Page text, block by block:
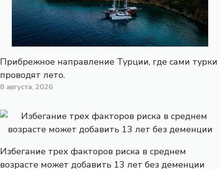
Прибрежное направление Турции, где сами турки
проводят лето.
8 августа, 2026
Избегание трех факторов риска в среднем
возрасте может добавить 13 лет без деменции